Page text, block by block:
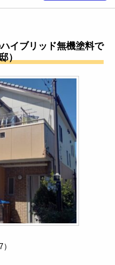
イブリッド無機塗料で
）